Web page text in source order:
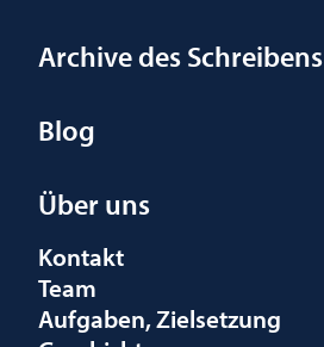
Archive des Schreibens
Blog
Über uns
Kontakt
Team
Aufgaben, Zielsetzung